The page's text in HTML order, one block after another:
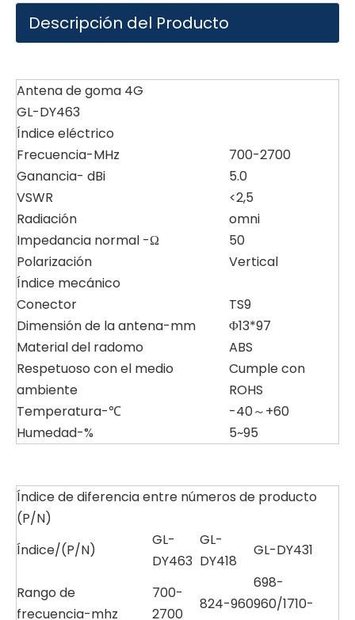
Descripción del Producto
Antena de goma 4G
GL-DY463
Índice eléctrico
Frecuencia-MHz
700-2700
Ganancia- dBi
5.0
VSWR
<2,5
Radiación
omni
Impedancia normal -Ω
50
Polarización
Vertical
Índice mecánico
Conector
TS9
Dimensión de la antena-mm
Φ13*97
Material del radomo
ABS
Respetuoso con el medio
ambiente
Cumple con
ROHS
Temperatura-℃
-40～+60
Humedad-%
5~95
Índice de diferencia entre números de producto
(P/N)
Índice/(P/N)
GL-
DY463
GL-
DY418
GL-DY431
Rango de
frecuencia-mhz
700-
2700
824-960
698-
960/1710-